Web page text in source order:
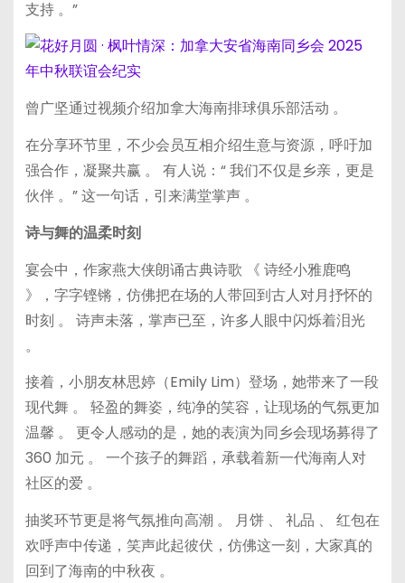
支持 。”
曾广坚通过视频介绍加拿大海南排球俱乐部活动 。
在分享环节里，不少会员互相介绍生意与资源，呼吁加
强合作，凝聚共赢 。 有人说：“ 我们不仅是乡亲，更是
伙伴 。” 这一句话，引来满堂掌声 。
诗与舞的温柔时刻
宴会中，作家燕大侠朗诵古典诗歌 《 诗经小雅鹿鸣
》，字字铿锵，仿佛把在场的人带回到古人对月抒怀的
时刻 。 诗声未落，掌声已至，许多人眼中闪烁着泪光
。
接着，小朋友林思婷（Emily Lim）登场，她带来了一段
现代舞 。 轻盈的舞姿，纯净的笑容，让现场的气氛更加
温馨 。 更令人感动的是，她的表演为同乡会现场募得了
360 加元 。 一个孩子的舞蹈，承载着新一代海南人对
社区的爱 。
抽奖环节更是将气氛推向高潮 。 月饼 、 礼品 、 红包在
欢呼声中传递，笑声此起彼伏，仿佛这一刻，大家真的
回到了海南的中秋夜 。